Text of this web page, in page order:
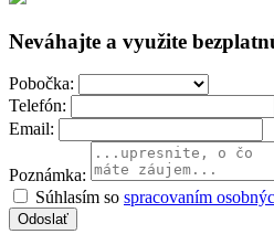
Neváhajte a využite
Pobočka:
Telefón:
Email:
Poznámka:
Súhlasím so spracovaním
Odoslať